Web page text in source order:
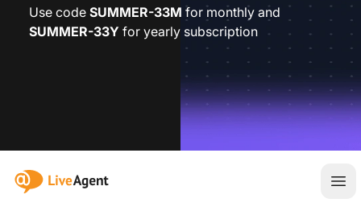
Use code SUMMER-33M for monthly and
SUMMER-33Y for yearly subscription
:site.title